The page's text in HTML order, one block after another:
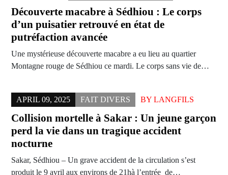
Découverte macabre à Sédhiou : Le corps
d’un puisatier retrouvé en état de
putréfaction avancée
Une mystérieuse découverte macabre a eu lieu au quartier
Montagne rouge de Sédhiou ce mardi. Le corps sans vie de…
APRIL 09, 2025 FAIT DIVERS BY LANGFILS
Collision mortelle à Sakar : Un jeune garçon
perd la vie dans un tragique accident
nocturne
Sakar, Sédhiou – Un grave accident de la circulation s’est
produit le 9 avril aux environs de 21hà l’entrée de…